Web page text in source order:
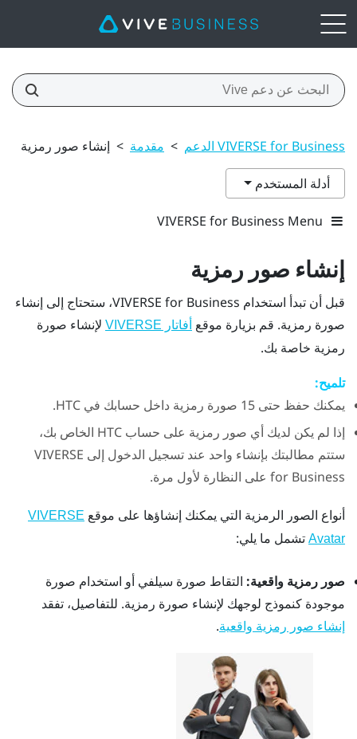
VIVERSE for Business الدعم > مقدمة > إنشاء صور رمزية
أدلة المستخدم
VIVERSE for Business Menu
إنشاء صور رمزية
قبل أن تبدأ استخدام VIVERSE for Business، ستحتاج إلى إنشاء
صورة رمزية. قم بزيارة موقع أفاتار VIVERSE
لإنشاء صورة
رمزية خاصة بك.
تلميح:
يمكنك حفظ حتى 15 صورة رمزية داخل حسابك في HTC.
إذا لم يكن لديك أي صور رمزية على حساب HTC الخاص بك،
ستتم مطالبتك بإنشاء واحد عند تسجيل الدخول إلى VIVERSE
for Business على النظارة لأول مرة.
أنواع الصور الرمزية التي يمكنك إنشاؤها على موقع VIVERSE
Avatar تشمل ما يلي:
صور رمزية واقعية: التقاط صورة سيلفي أو استخدام صورة
موجودة كنموذج لوجهك لإنشاء صورة رمزية. للتفاصيل، تفقد
إنشاء صور رمزية واقعية.